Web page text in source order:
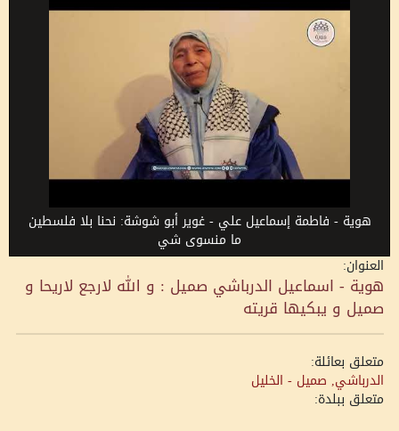
هوية - فاطمة إسماعيل علي - غوير أبو شوشة: نحنا بلا فلسطين
ما منسوى شي
العنوان:
هوية - اسماعيل الدرباشي صميل : و الله لارجع لاريحا و
صميل و يبكيها قريته
متعلق بعائلة:
الدرباشي, صميل - الخليل
متعلق ببلدة: